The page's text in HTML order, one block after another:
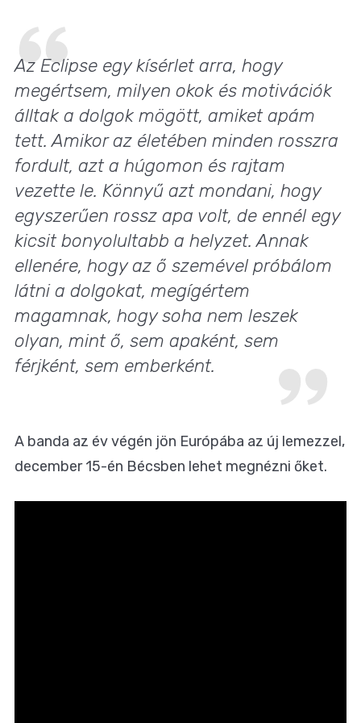
Az Eclipse egy kísérlet arra, hogy
megértsem, milyen okok és motivációk
álltak a dolgok mögött, amiket apám
tett. Amikor az életében minden rosszra
fordult, azt a húgomon és rajtam
vezette le. Könnyű azt mondani, hogy
egyszerűen rossz apa volt, de ennél egy
kicsit bonyolultabb a helyzet. Annak
ellenére, hogy az ő szemével próbálom
látni a dolgokat, megígértem
magamnak, hogy soha nem leszek
olyan, mint ő, sem apaként, sem
férjként, sem emberként.
A banda az év végén jön Európába az új lemezzel,
december 15-én Bécsben lehet megnézni őket.